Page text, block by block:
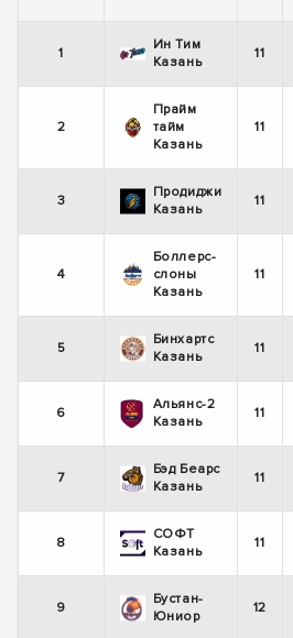
1
Ин Тим
Казань
11
2
Прайм
тайм
Казань
11
3
Продиджи
Казань
11
4
Боллерс-
слоны
Казань
11
5
Бинхартс
Казань
11
6
Альянс-2
Казань
11
7
Бэд Беарс
Казань
11
8
СОФТ
Казань
11
9
Бустан-
Юниор
12